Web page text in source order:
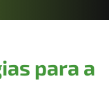
para a